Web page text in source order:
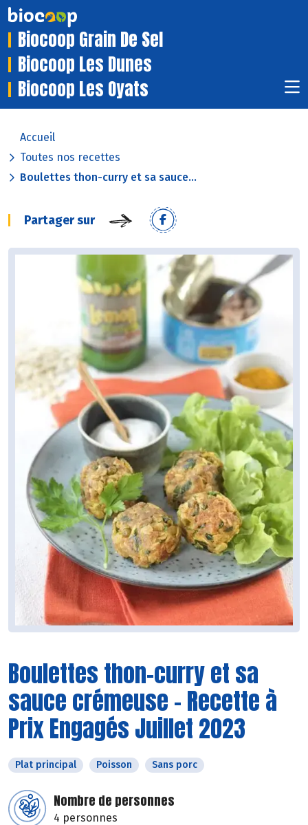
Biocoop Grain De Sel
Biocoop Les Dunes
Biocoop Les Oyats
Accueil
Toutes nos recettes
Boulettes thon-curry et sa sauce...
Partager sur
Boulettes thon-curry et sa
sauce crémeuse - Recette à
Prix Engagés Juillet 2023
Plat principal Poisson Sans porc
Nombre de personnes
4 personnes